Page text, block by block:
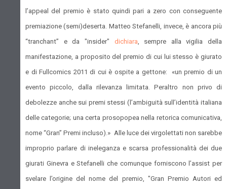
l’appeal del premio è stato quindi pari a zero con conseguente
premiazione (semi)deserta. Matteo Stefanelli, invece, è ancora più
“tranchant” e da "insider" dichiara , sempre alla vigilia della
manifestazione, a proposito del premio di cui lui stesso è giurato
e di Fullcomics 2011 di cui è ospite a gettone: «un premio di un
evento piccolo, dalla rilevanza limitata. Peraltro non privo di
debolezze anche sui premi stessi (l’ambiguità sull’identità italiana
delle categorie; una certa prosopopea nella retorica comunicativa,
nome “Gran” Premi incluso).» Alle luce dei virgolettati non sarebbe
improprio parlare di ineleganza e scarsa professionalità dei due
giurati Ginevra e Stefanelli che comunque forniscono l’assist per
svelare l’origine del nome del premio, "Gran Premio Autori ed